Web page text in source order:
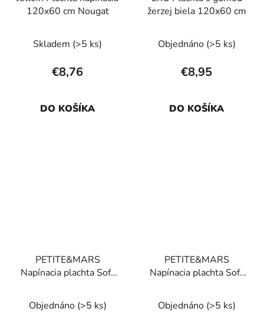
120x60 cm Nougat
Skladem (>5 ks)
€8,76
DO KOŠÍKA
žerzej biela 120x60 cm
Objednáno (>5 ks)
€8,95
DO KOŠÍKA
PETITE&MARS
Napínacia plachta Soft
Objednáno (>5 ks)
PETITE&MARS
Napínacia plachta Soft
Objednáno (>5 ks)